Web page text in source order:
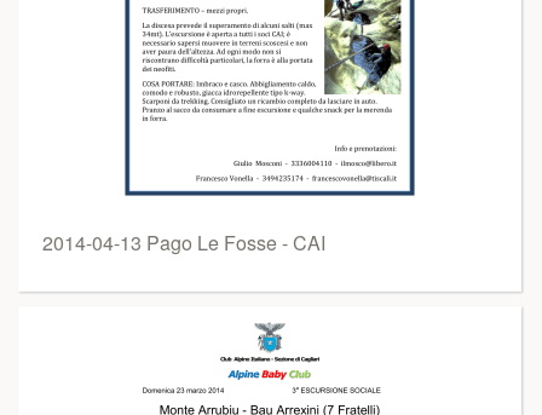
2014-04-13 Pago Le Fosse - CAI